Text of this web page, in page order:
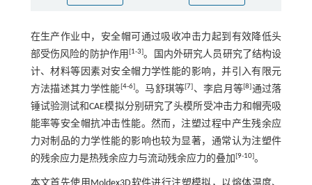
在生产作业中，安全帽可通过吸收冲击力起到有效降低头
部受伤风险的防护作用[1-3]。国内外研究人员研究了结构设
计、材料等因素对安全帽力学性能的影响，并引入有限元
方法描述其力学性能[4-6]。马舒琪等[7] 、李启月等[8]通过落
锤试验测试和CAE模拟分别研究了头模所受冲击力和帽壳吸
能率等安全帽抗冲击性能。然而，注塑过程中产生残余应
力对制品的力学性能的影响也较为显著，通常认为注塑件
的残余应力是热残余应力与流动残余应力的叠加
[9-10]。